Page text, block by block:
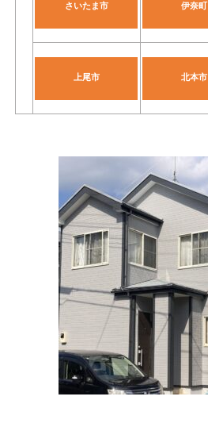
さいたま市 伊奈町
上尾市 北本市